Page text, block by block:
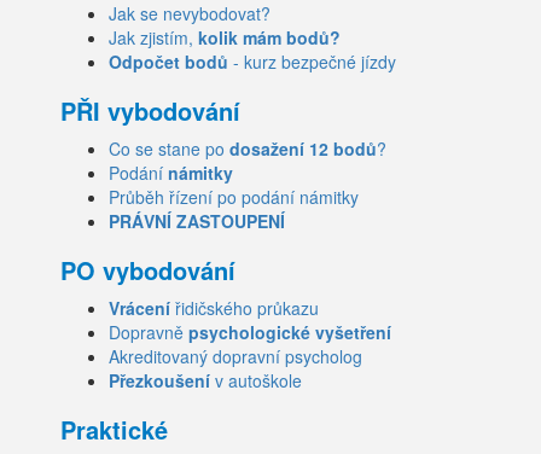
Jak se nevybodovat?
Jak zjistím, kolik mám bodů?
Odpočet bodů - kurz bezpečné jízdy
PŘI vybodování
Co se stane po dosažení 12 bodů?
Podání námitky
Průběh řízení po podání námitky
PRÁVNÍ ZASTOUPENÍ
PO vybodování
Vrácení řidičského průkazu
Dopravně psychologické vyšetření
Akreditovaný dopravní psycholog
Přezkoušení v autoškole
Praktické